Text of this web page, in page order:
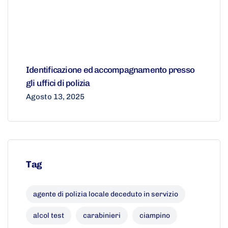
Identificazione ed accompagnamento presso
gli uffici di polizia
Agosto 13, 2025
Tag
agente di polizia locale deceduto in servizio
alcol test carabinieri ciampino